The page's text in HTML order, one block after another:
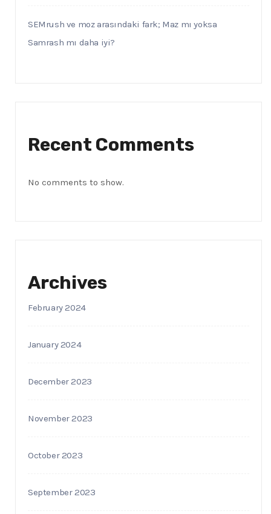
SEMrush ve moz arasındaki fark; Maz mı yoksa
Samrash mı daha iyi?
Recent Comments
No comments to show.
Archives
February 2024
January 2024
December 2023
November 2023
October 2023
September 2023